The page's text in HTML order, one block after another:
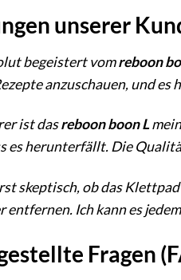
unserer
begeistert vomreboon
anzuschauen, und
ist dasreboon boon L
es herunterfällt. Die
skeptisch, ob das
entfernen. Ich kann es
Fragen